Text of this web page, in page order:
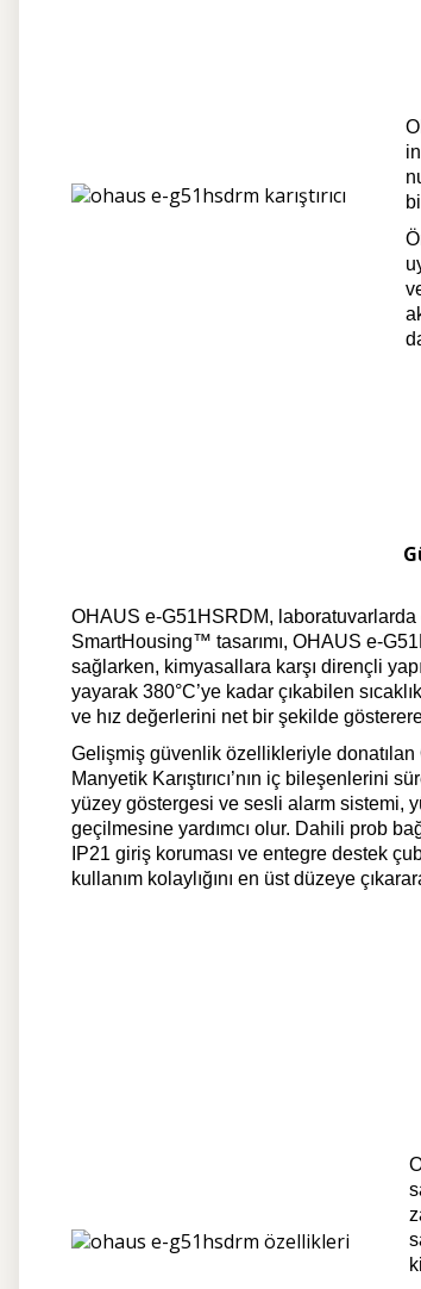
OHAUS e-G51HSRDM, laboratuvarlarda
SmartHousing™ tasarımı, OHAUS e-
sağlarken, kimyasallara karşı dirençli
yayarak 380°C’ye kadar çıkabilen
ve hız değerlerini net bir şekilde
Gelişmiş güvenlik özellikleriyle
Manyetik Karıştırıcı’nın iç bileşenlerini
yüzey göstergesi ve sesli alarm sistemi,
geçilmesine yardımcı olur. Dahili prob
IP21 giriş koruması ve entegre destek
kullanım kolaylığını en üst düzeye